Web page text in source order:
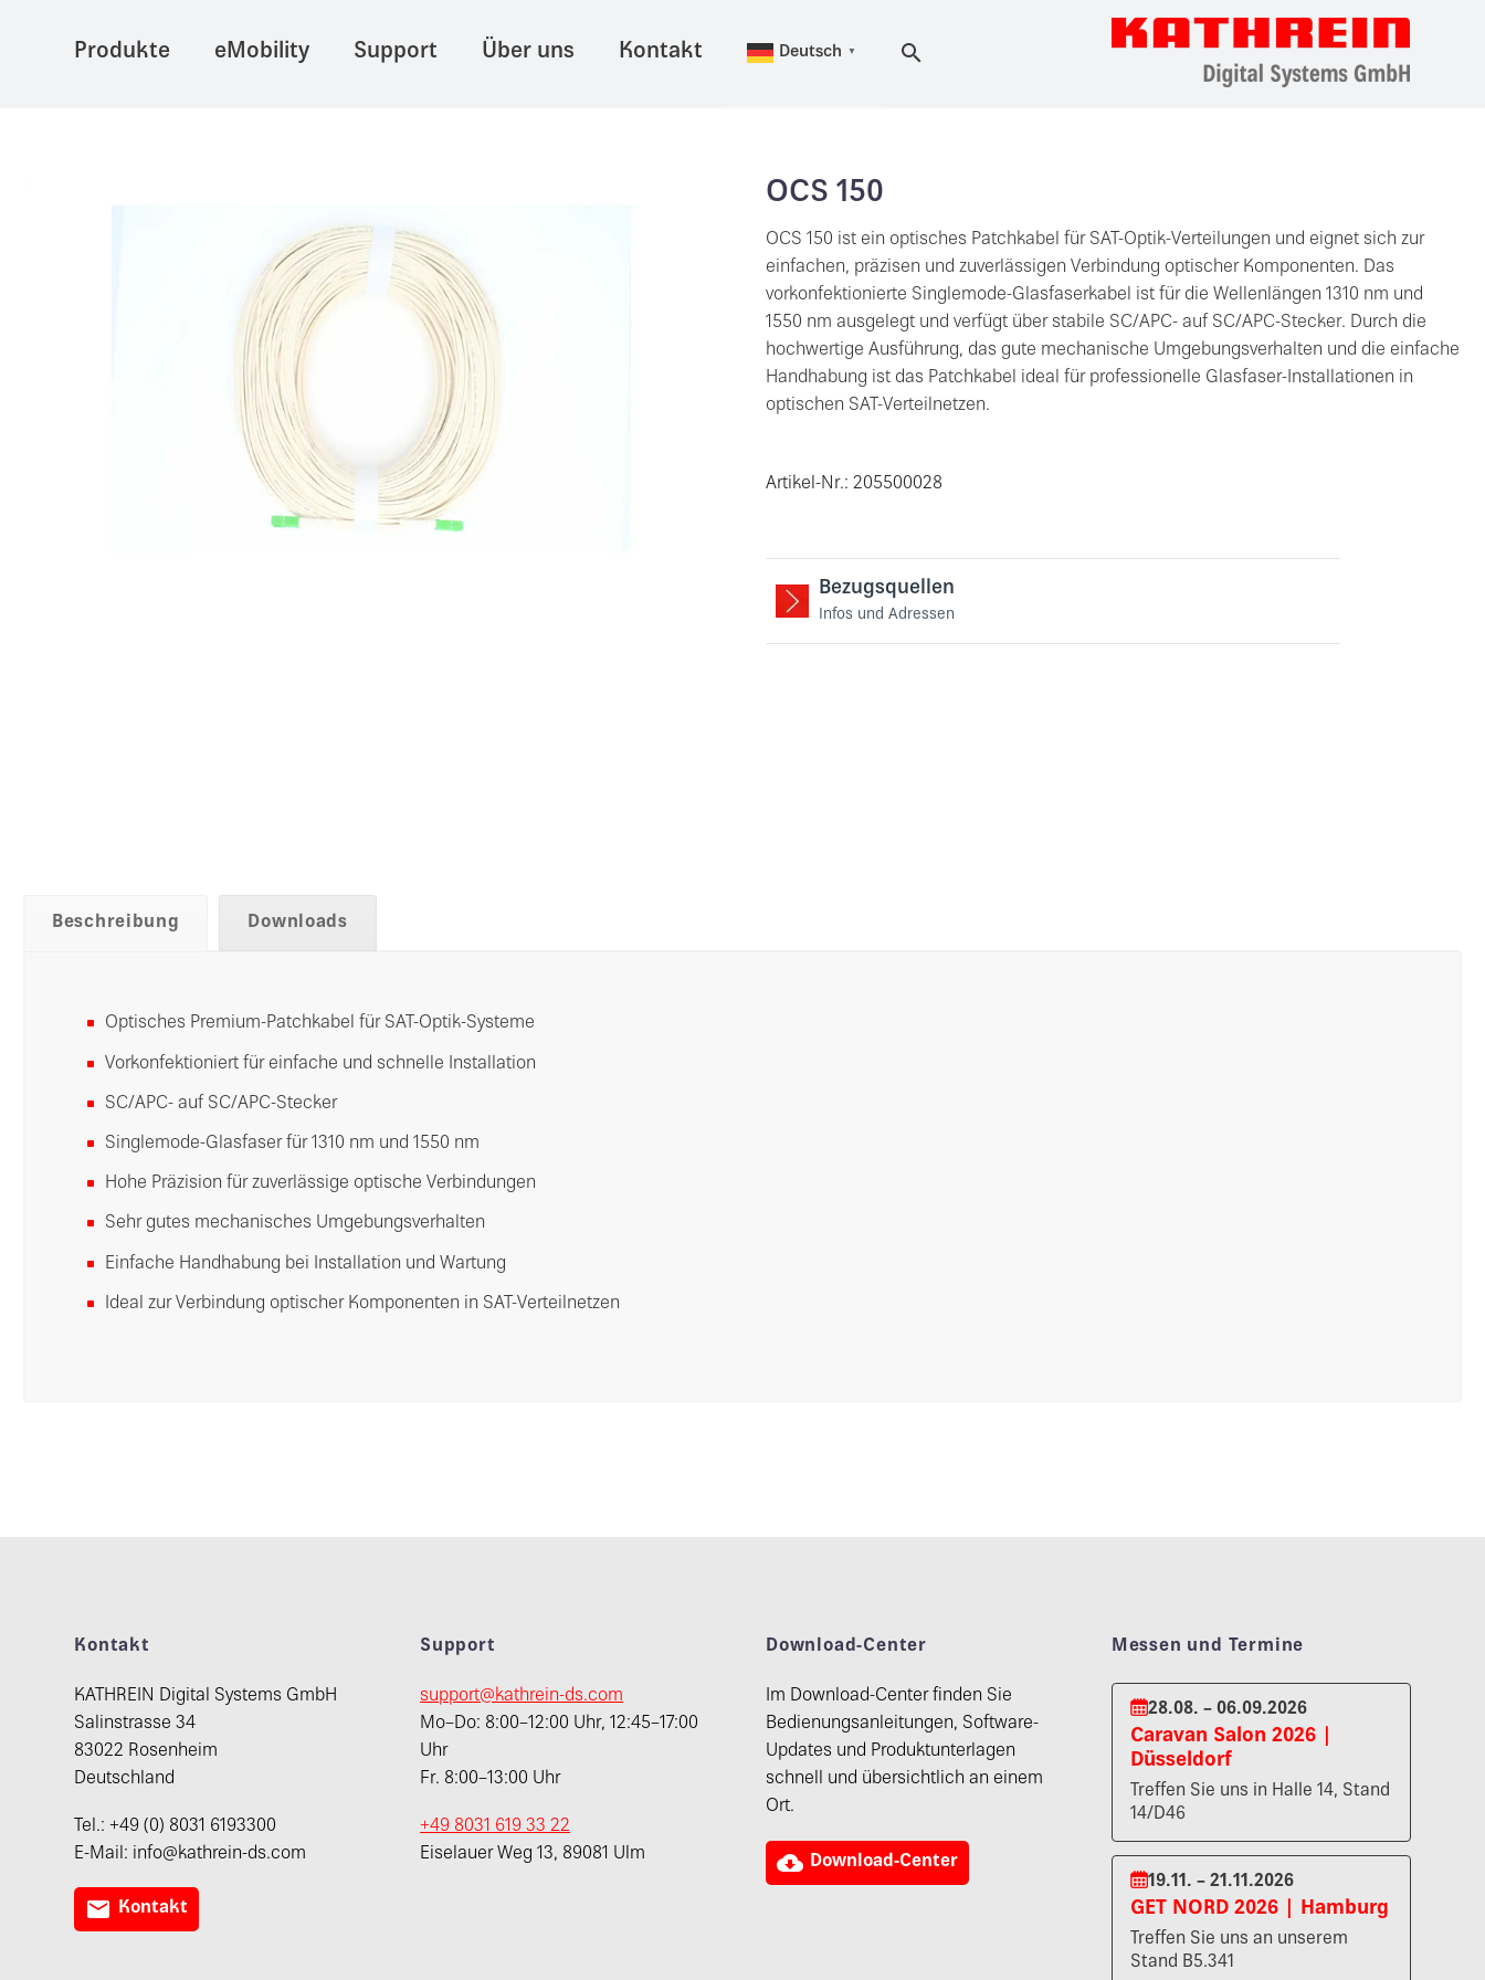
Produkte eMobility Support Über uns Kontakt Deutsch ▼
OCS 150
OCS 150 ist ein optisches Patchkabel für SAT-Optik-Verteilungen und eignet sich zur
einfachen, präzisen und zuverlässigen Verbindung optischer Komponenten. Das
vorkonfektionierte Singlemode-Glasfaserkabel ist für die Wellenlängen 1310 nm und
1550 nm ausgelegt und verfügt über stabile SC/APC- auf SC/APC-Stecker. Durch die
hochwertige Ausführung, das gute mechanische Umgebungsverhalten und die einfache
Handhabung ist das Patchkabel ideal für professionelle Glasfaser-Installationen in
optischen SAT-Verteilnetzen.
Artikel-Nr.: 205500028
Bezugsquellen
Infos und Adressen
Beschreibung Downloads
Optisches Premium-Patchkabel für SAT-Optik-Systeme
Vorkonfektioniert für einfache und schnelle Installation
SC/APC- auf SC/APC-Stecker
Singlemode-Glasfaser für 1310 nm und 1550 nm
Hohe Präzision für zuverlässige optische Verbindungen
Sehr gutes mechanisches Umgebungsverhalten
Einfache Handhabung bei Installation und Wartung
Ideal zur Verbindung optischer Komponenten in SAT-Verteilnetzen
Kontakt
KATHREIN Digital Systems GmbH
Salinstrasse 34
83022 Rosenheim
Deutschland
Tel.: +49 (0) 8031 6193300
E-Mail: info@kathrein-ds.com
 Kontakt
Support
support@kathrein-ds.com
Mo–Do: 8:00–12:00 Uhr, 12:45–17:00
Uhr
Fr. 8:00–13:00 Uhr
+49 8031 619 33 22
Eiselauer Weg 13, 89081 Ulm
Download-Center
Im Download-Center finden Sie
Bedienungsanleitungen, Software-
Updates und Produktunterlagen
schnell und übersichtlich an einem
Ort.
 Download-Center
Messen und Termine
28.08. – 06.09.2026
Caravan Salon 2026 |
Düsseldorf
Treffen Sie uns in Halle 14, Stand
14/D46
19.11. – 21.11.2026
GET NORD 2026 | Hamburg
Treffen Sie uns an unserem
Stand B5.341